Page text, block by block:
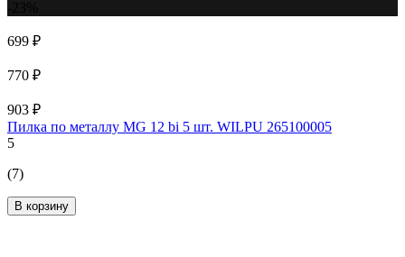
699 ₽
770 ₽
903 ₽
Пилка по металлу MG 12 bi 5 шт. WILPU 265100005
5
(7)
В корзину